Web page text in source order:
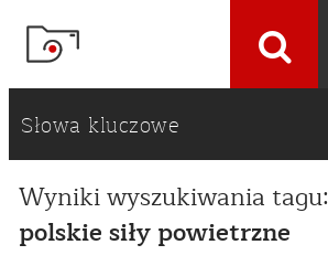
Słowa kluczowe
Wyniki wyszukiwania tagu:
polskie siły powietrzne